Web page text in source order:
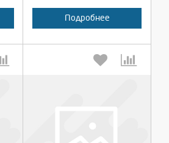
Подробнее